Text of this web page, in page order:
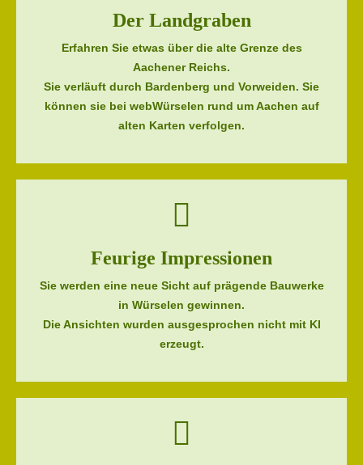
Der Landgraben
Erfahren Sie etwas über die alte Grenze des
Aachener Reichs.
Sie verläuft durch Bardenberg und Vorweiden. Sie
können sie bei webWürselen rund um Aachen auf
alten Karten verfolgen.
Feurige Impressionen
Sie werden eine neue Sicht auf prägende Bauwerke
in Würselen gewinnen.
Die Ansichten wurden ausgesprochen nicht mit KI
erzeugt.